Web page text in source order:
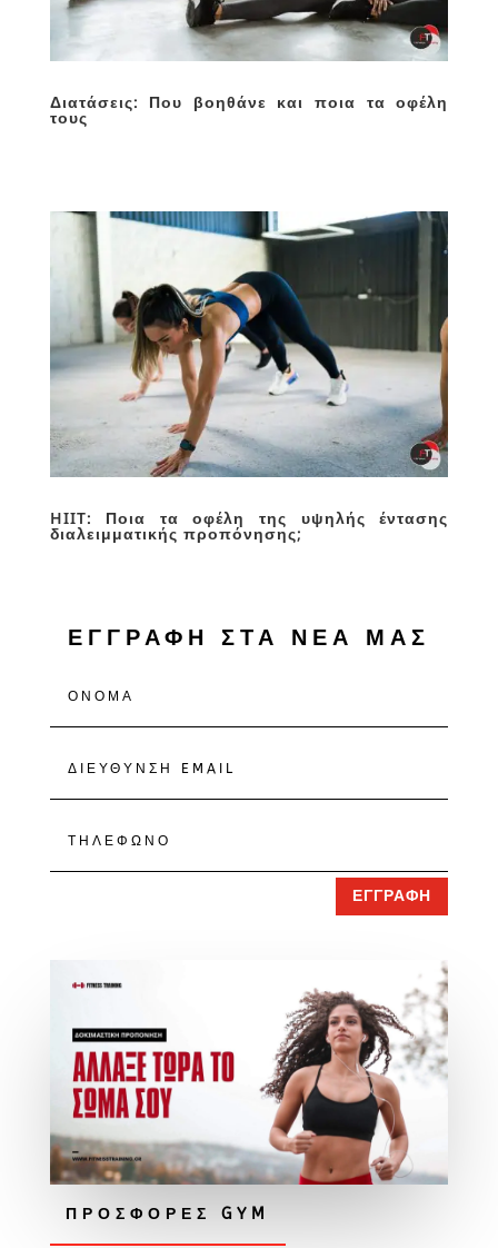
Διατάσεις: Που βοηθάνε και ποια τα οφέλη
τους
HIIT: Ποια τα οφέλη της υψηλής έντασης
διαλειμματικής προπόνησης;
ΕΓΓΡΑΦΗ ΣΤΑ ΝΕΑ ΜΑΣ
ΕΓΓΡΑΦΗ
ΠΡΟΣΦΟΡΕΣ GYM